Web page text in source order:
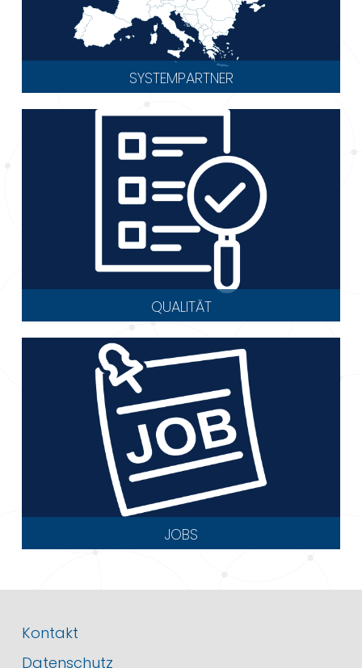
SYSTEMPARTNER
QUALITÄT
JOBS
Kontakt
Datenschutz